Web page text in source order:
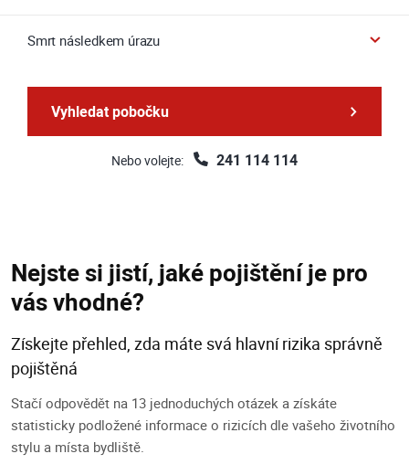
Smrt následkem úrazu
Vyhledat pobočku
Nebo volejte: 241 114 114
Nejste si jistí, jaké pojištění je pro
vás vhodné?
Získejte přehled, zda máte svá hlavní rizika správně
pojištěná
Stačí odpovědět na 13 jednoduchých otázek a získáte
statisticky podložené informace o rizicích dle vašeho životního
stylu a místa bydliště.